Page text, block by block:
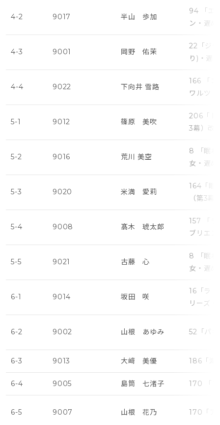
4-2 9017 半山 歩加
94 「エ
ン・遅め
4-3 9001 岡野 佑茉
22「ジ
り)・遅め
4-4 9022 下向井 雪路
166 「コ
ワルツ
5-1 9012 篠原 美吹
206「ド
3幕）改
5-2 9016 荒川 美空
8 「眠れ
女・遅め
5-3 9020 米満 愛莉
164「眠
（第3
5-4 9008 髙木 琥太郎
157 「ラ
ブリエ
5-5 9021 古藤 心
8 「眠れ
女・遅め
6-1 9014 坂田 咲
16「ラ
リーズ・
6-2 9002 山根 あゆみ 52「パ
6-3 9013 大﨑 美優 186「海
6-4 9005 島筒 七渚子 170 「
6-5 9007 山根 花乃 170「ア